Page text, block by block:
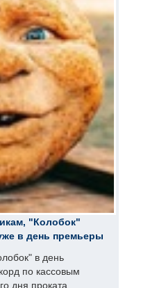
"Колобок"
в день премьеры
в день
по кассовым
дня проката